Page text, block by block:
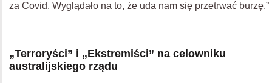
za Covid. Wyglądało na to, że uda nam się przetrwać burzę.”
„Terroryści” i „Ekstremiści” na celowniku
australijskiego rządu